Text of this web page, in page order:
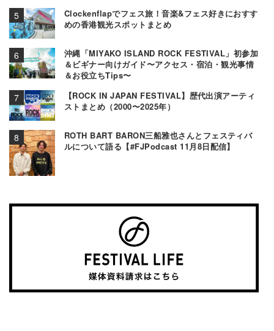
Clockenflapでフェス旅！音楽&フェス好きにおすす
めの香港観光スポットまとめ
沖縄「MIYAKO ISLAND ROCK FESTIVAL」初参加
＆ビギナー向けガイド〜アクセス・宿泊・観光事情
＆お役立ちTips〜
【ROCK IN JAPAN FESTIVAL】歴代出演アーティ
ストまとめ（2000〜2025年）
ROTH BART BARON三船雅也さんとフェスティバ
ルについて語る【#FJPodcast 11月8日配信】